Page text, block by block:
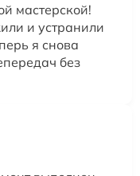
мастерской!
и устранили
я снова
без